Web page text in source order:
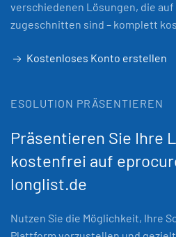
verschiedenen Lösungen, die
zugeschnitten sind – komplett
Kostenloses Konto erstellen
ESOLUTION PRÄSENTIEREN
Präsentieren Sie Ihre
kostenfrei auf
longlist.de
Nutzen Sie die Möglichkeit, Ihre